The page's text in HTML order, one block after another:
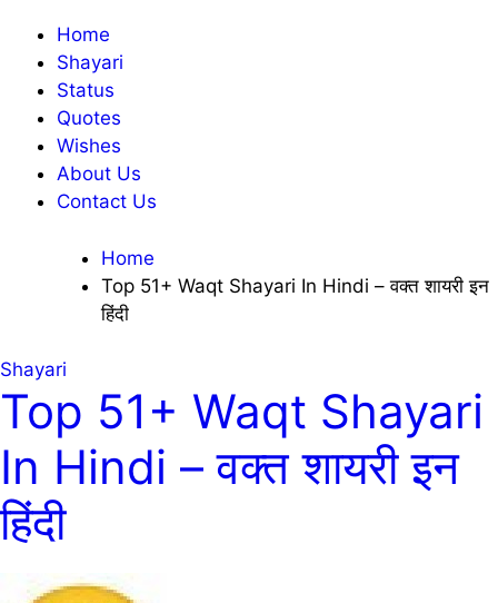
Home
Shayari
Status
Quotes
Wishes
About Us
Contact Us
Home
Top 51+ Waqt Shayari In Hindi – वक्त शायरी इन
हिंदी
Shayari
Top 51+ Waqt Shayari
In Hindi – वक्त शायरी इन
हिंदी